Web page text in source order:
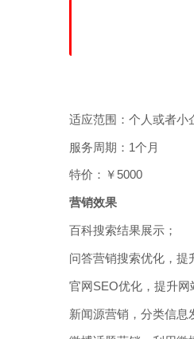
适应范围：个人或者小
服务周期：1个月
特价：￥5000
营销效果
百科搜索结果展示；
问答营销搜索优化，提
官网SEO优化，提升网
新闻源营销，分类信息